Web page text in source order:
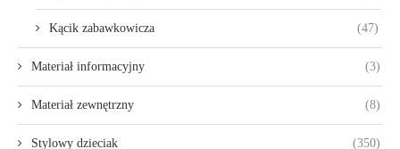
Kącik zabawkowicza (47)
Materiał informacyjny (3)
Materiał zewnętrzny (8)
Stylowy dzieciak (350)